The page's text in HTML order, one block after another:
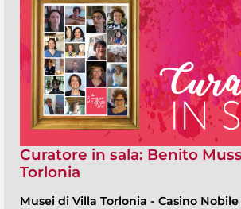
Curatore in sala: Benito
Torlonia
Musei di Villa Torlonia - Casino Nobile